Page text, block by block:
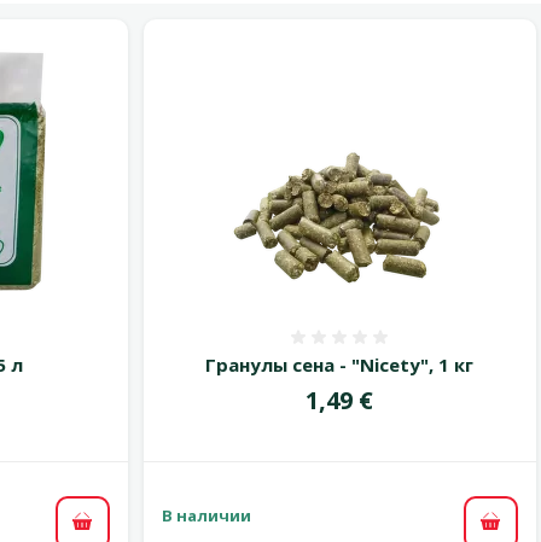
л
В корзину
Гранулы сена - "Nicety", 1 кг
Цена
1,49 €
В наличии
В